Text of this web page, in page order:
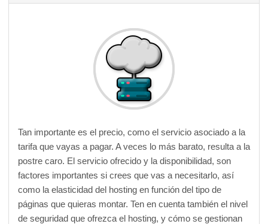
Tan importante es el precio, como el servicio asociado a la
tarifa que vayas a pagar. A veces lo más barato, resulta a la
postre caro. El servicio ofrecido y la disponibilidad, son
factores importantes si crees que vas a necesitarlo, así
como la elasticidad del hosting en función del tipo de
páginas que quieras montar. Ten en cuenta también el nivel
de seguridad que ofrezca el hosting, y cómo se gestionan